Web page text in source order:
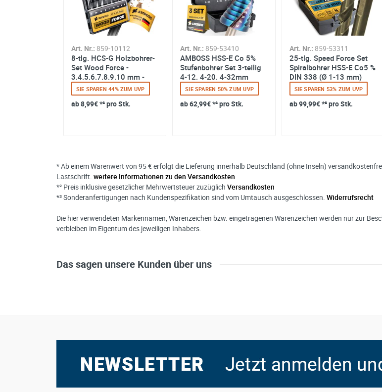
Art. Nr.: 859-10112
8-tlg. HCS-G Holzbohrer-
Set Wood Force -
3.4.5.6.7.8.9.10 mm -
geschliffener HSS...
SIE SPAREN 44% ZUM UVP
ab8,99€*² pro Stk.
Art. Nr.: 859-53410
AMBOSS HSS-E Co 5%
Stufenbohrer Set 3-teilig
4-12. 4-20. 4-32mm
TiAlSiN nano blu...
SIE SPAREN 50% ZUM UVP
ab62,99€*² pro Stk.
Art. Nr.: 859-53311
25-tlg. Speed Force Set
Spiralbohrer HSS-E Co5 %
DIN 338 (Ø 1-13 mm)
SIE SPAREN 53% ZUM UVP
ab99,99€*² pro Stk.
* Ab einem Warenwert von 95 € erfolgt die Lieferung innerhalb Deutschland (ohne Inseln)
Lastschrift. weitere Informationen zu den Versandkosten
*² Preis inklusive gesetzlicher Mehrwertsteuer zuzüglich Versandkosten
*³ Sonderanfertigungen nach Kundenspezifikation sind vom Umtausch ausgeschlossen. Widerrufsrecht
Die hier verwendeten Markennamen, Warenzeichen bzw. eingetragenen Warenzeichen werden nur zur
verbleiben im Eigentum des jeweiligen Inhabers.
Das sagen unsere Kunden über uns